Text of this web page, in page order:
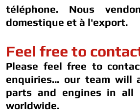
téléphone. Nous
domestique et à l'export.
Feel free to
Please feel free to
enquiries... our team will
parts and engines in all
worldwide.